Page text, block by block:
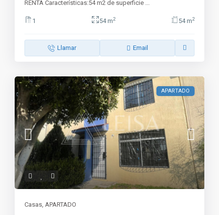
RENTA Características:54 m2 de superficie ...
1 54 m2 54 m2
Llamar Email
APARTADO
Casas,APARTADO